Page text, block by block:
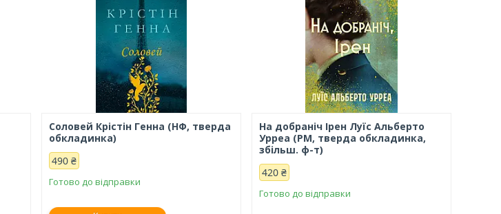
Соловей Крістін Генна (НФ, тверда
обкладинка)
490 ₴
Готово до відправки
На добраніч Ірен Луїс Альберто
Урреа (РМ, тверда обкладинка,
збільш. ф-т)
420 ₴
Готово до відправки